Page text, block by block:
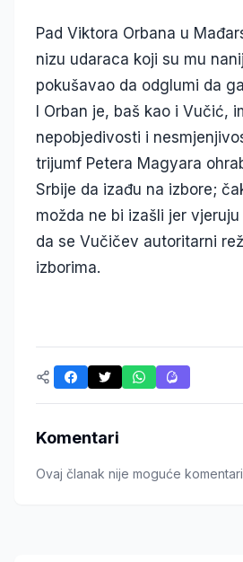
Pad Viktora Orbana u
nizu udaraca koji su mu
pokušavao da odglumi da
I Orban je, baš kao i Vučić,
nepobjedivosti i
trijumf Petera Magyara
Srbije da izađu na izbore;
možda ne bi izašli jer
da se Vučičev autoritarni
izborima.
Komentari
Ovaj članak nije moguće